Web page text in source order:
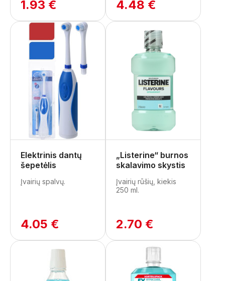
1.93 € 4.48 €
Elektrinis dantų
šepetėlis
Įvairių spalvų.
4.05 €
„Listerine“ burnos
skalavimo skystis
Įvairių rūšių, kiekis
250 ml.
2.70 €